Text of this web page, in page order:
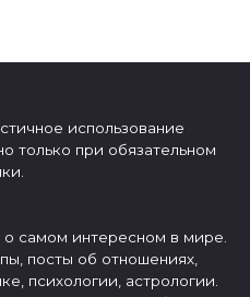
использование
только при обязательном
самом интересном в мире.
посты об отношениях,
психологии, астрологии.